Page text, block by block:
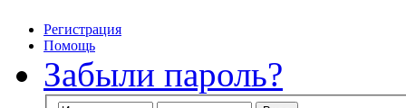
Регистрация
Помощь
Забыли пароль?